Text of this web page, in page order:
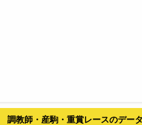
調教師・産駒・重賞レースのデー